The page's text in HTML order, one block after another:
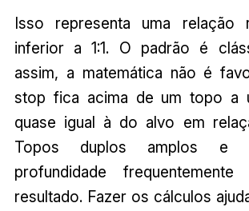
Isso representa uma relação
inferior a 1:1. O padrão é
assim, a matemática não é
stop fica acima de um topo a
quase igual à do alvo em
Topos duplos amplos e
profundidade
resultado. Fazer os cálculos